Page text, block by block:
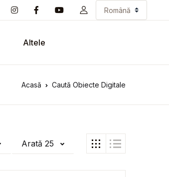
Altele
Acasă Caută Obiecte Digitale
Arată 25